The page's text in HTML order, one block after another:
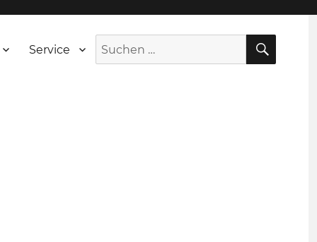
Service
Suche
nach: